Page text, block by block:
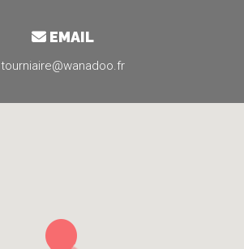
EMAIL
tourniaire@wanadoo.fr